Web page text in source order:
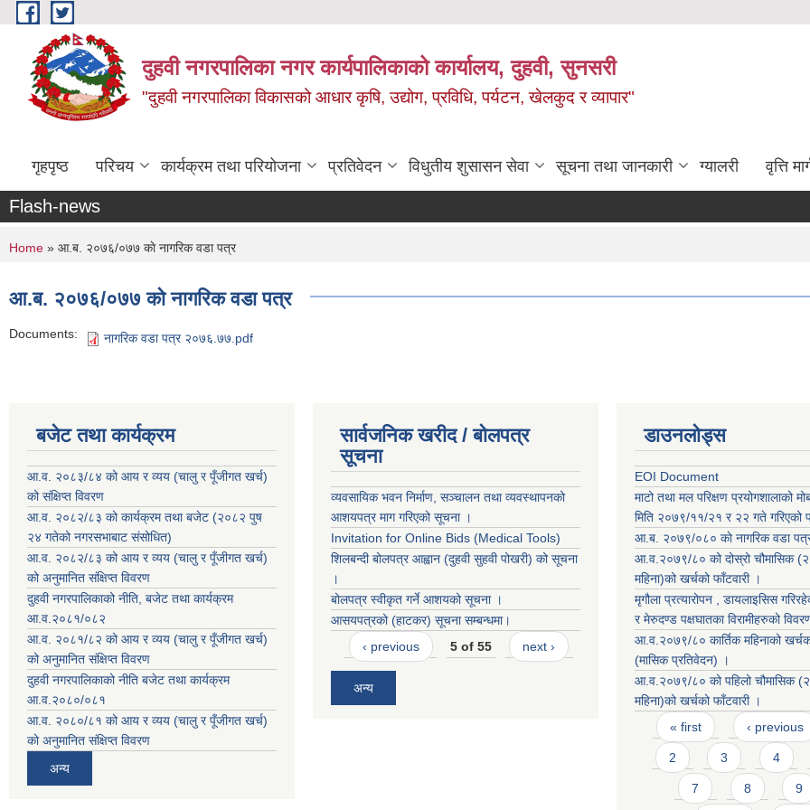
Skip to main content
दुहवी नगरपालिका नगर कार्यपालिकाको कार्यालय, दुहवी, सुनसरी
"दुहवी नगरपालिका विकासको आधार कृषि, उद्योग, प्रविधि, पर्यटन, खेलकुद र व्यापार"
गृहपृष्ठ परिचय कार्यक्रम तथा परियोजना प्रतिवेदन विधुतीय शुसासन सेवा सूचना तथा जानकारी ग्यालरी वृत्ति
Flash-news
You are here
Home » आ.ब. २०७६/०७७ काे नागरिक वडा पत्र
आ.ब. २०७६/०७७ काे नागरिक वडा पत्र
Documents: नागरिक वडा पत्र २०७६.७७.pdf
बजेट तथा कार्यक्रम
आ.व. २०८३/८४ को आय र व्यय (चालु र पूँजीगत खर्च)
को संक्षिप्त विवरण
आ.व. २०८२/८३ को कार्यक्रम तथा बजेट (२०८२ पुष
२४ गतेको नगरसभाबाट संसोधित)
आ.व. २०८२/८३ को आय र व्यय (चालु र पूँजीगत खर्च)
को अनुमानित संक्षिप्त विवरण
दुहवी नगरपालिकाको नीति, बजेट तथा कार्यक्रम
आ.व.२०८१/०८२
आ.व. २०८१/८२ को आय र व्यय (चालु र पूँजीगत खर्च)
को अनुमानित संक्षिप्त विवरण
दुहवी नगरपालिकाको नीति बजेट तथा कार्यक्रम
आ.व.२०८०/०८१
आ.व. २०८०/८१ को आय र व्यय (चालु र पूँजीगत खर्च)
को अनुमानित संक्षिप्त विवरण
अन्य
सार्वजनिक खरीद / बोलपत्र
सूचना
व्यवसायिक भवन निर्माण, सञ्चालन तथा व्यवस्थापनको
आशयपत्र माग गरिएको सूचना ।
Invitation for Online Bids (Medical Tools)
शिलबन्दी बोलपत्र आह्वान (दुहवी सुहवी पोखरी) को सूचना
।
बोलपत्र स्वीकृत गर्ने आशयको सूचना ।
आसयपत्रको (हाटकर) सूचना सम्बन्धमा।
‹ previous
5 of 55 next ›
अन्य
डाउनलोड्स
EOI Document
माटो तथा मल परिक्षण प्रयोगशालाको
मिति २०७९/११/२१ र २२ गते गरिएको
आ.ब. २०७९/०८० काे नागरिक वडा
आ.व.२०७९/८० को दोस्रो चौमासिक
महिना)को खर्चको फाँटवारी ।
मृगौला प्रत्यारोपन , डायलाइसिस
र मेरुदण्ड पक्षघातका विरामीहरुको
आ.व.२०७९/८० कार्तिक महिनाको
(मासिक प्रतिवेदन) ।
आ.व.२०७९/८० को पहिलो चौमासिक
महिना)को खर्चको फाँटवारी ।
Pages
« first ‹ previous
2 3 4
7 8 9